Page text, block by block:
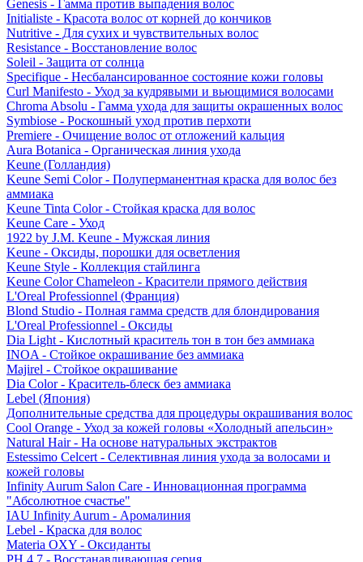
Genesis - Гамма против выпадения волос
Initialiste - Красота волос от корней до кончиков
Nutritive - Для сухих и чувствительных волос
Resistance - Восстановление волос
Soleil - Защита от солнца
Specifique - Несбалансированное состояние кожи головы
Curl Manifesto - Уход за кудрявыми и вьющимися волосами
Chroma Absolu - Гамма ухода для защиты окрашенных волос
Symbiose - Роскошный уход против перхоти
Premiere - Очищение волос от отложений кальция
Aura Botanica - Органическая линия ухода
Keune (Голландия)
Keune Semi Color - Полуперманентная краска для волос без
аммиака
Keune Tinta Color - Стойкая краска для волос
Keune Care - Уход
1922 by J.M. Keune - Мужская линия
Keune - Оксиды, порошки для осветления
Keune Style - Коллекция стайлинга
Keune Color Chameleon - Красители прямого действия
L'Oreal Professionnel (Франция)
Blond Studio - Полная гамма средств для блондирования
L'Oreal Professionnel - Оксиды
Dia Light - Кислотный краситель тон в тон без аммиака
INOA - Стойкое окрашивание без аммиака
Majirel - Стойкое окрашивание
Dia Color - Краситель-блеск без аммиака
Lebel (Япония)
Дополнительные средства для процедуры окрашивания волос
Cool Orange - Уход за кожей головы «Холодный апельсин»
Natural Hair - На основе натуральных экстрактов
Estessimo Celcert - Селективная линия ухода за волосами и
кожей головы
Infinity Aurum Salon Care - Инновационная программа
"Абсолютное счастье"
IAU Infinity Aurum - Аромалиния
Lebel - Краска для волос
Materia OXY - Оксиданты
PH 4.7 - Восстанавливающая серия